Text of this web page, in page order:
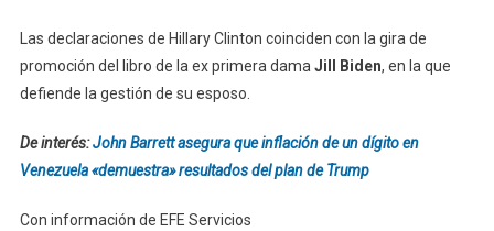
Las declaraciones de Hillary Clinton coinciden con la gira de
promoción del libro de la ex primera damaJill Biden, en la que
defiende la gestión de su esposo.
De interés:John Barrett asegura que inflación de un dígito en
Venezuela «demuestra» resultados del plan de Trump
Con información de EFE Servicios